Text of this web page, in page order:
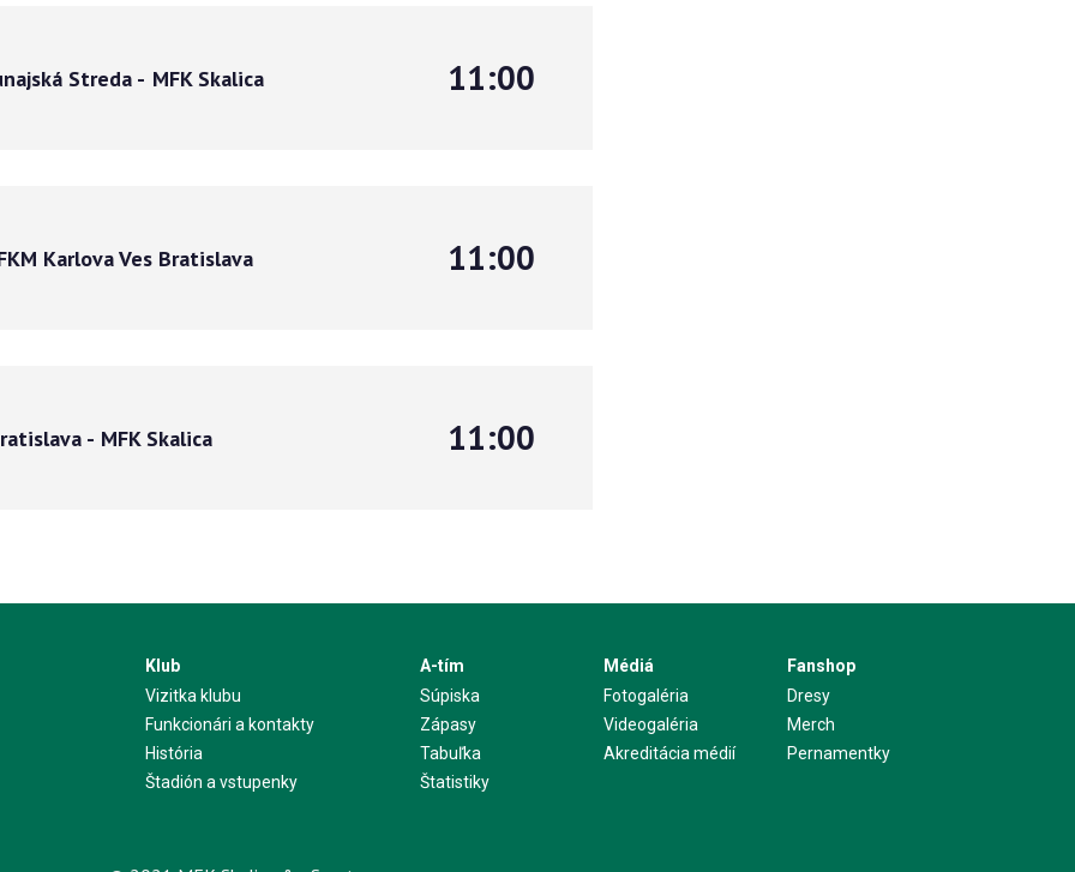
Streda - MFK Skalica 11:00
Karlova Ves Bratislava 11:00
- MFK Skalica 11:00
Klub
Vizitka klubu
Funkcionári a kontakty
História
Štadión a vstupenky
A-tím
Súpiska
Zápasy
Tabuľka
Štatistiky
Médiá
Fotogaléria
Videogaléria
Akreditácia médií
Fanshop
Dresy
Merch
Pernamentky